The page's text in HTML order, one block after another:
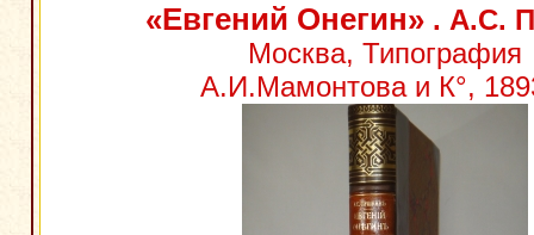
«Евгений Онегин». А.С.
Москва, Типография
А.И.Мамонтова и К°,